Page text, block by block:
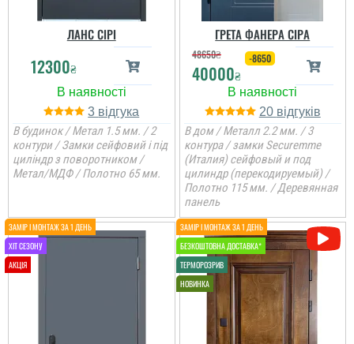
Женя
Вся сім'я задоволена
товстелезні та міцні на
вид двері, покриття яке
нічого ок боїться,
встановили швидко....
ЛАНС СІРІ
12300₴
3
В будинок / Метал 1.5 мм. / 2
контури / Замки сейфовий і під
циліндр з поворотником /
Метал/МДФ / Полотно 65 мм.
ГРЕТА ФАНЕРА СІРА
48650₴
40000₴
-8650
20
В дом / Металл 2.2 мм. / 3
контура / замки Securemme
(Италия) сейфовый и под
цилиндр (перекодируемый) /
Полотно 115 мм. / Деревянная
панель